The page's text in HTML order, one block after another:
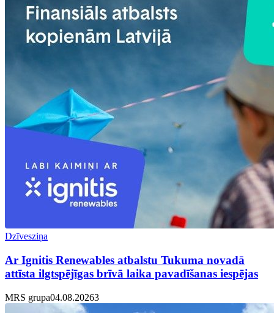
Dzīvesziņa
Ar Ignitis Renewables atbalstu Tukuma novadā
attīsta ilgtspējīgas brīvā laika pavadīšanas iespējas
MRS grupa04.08.20263